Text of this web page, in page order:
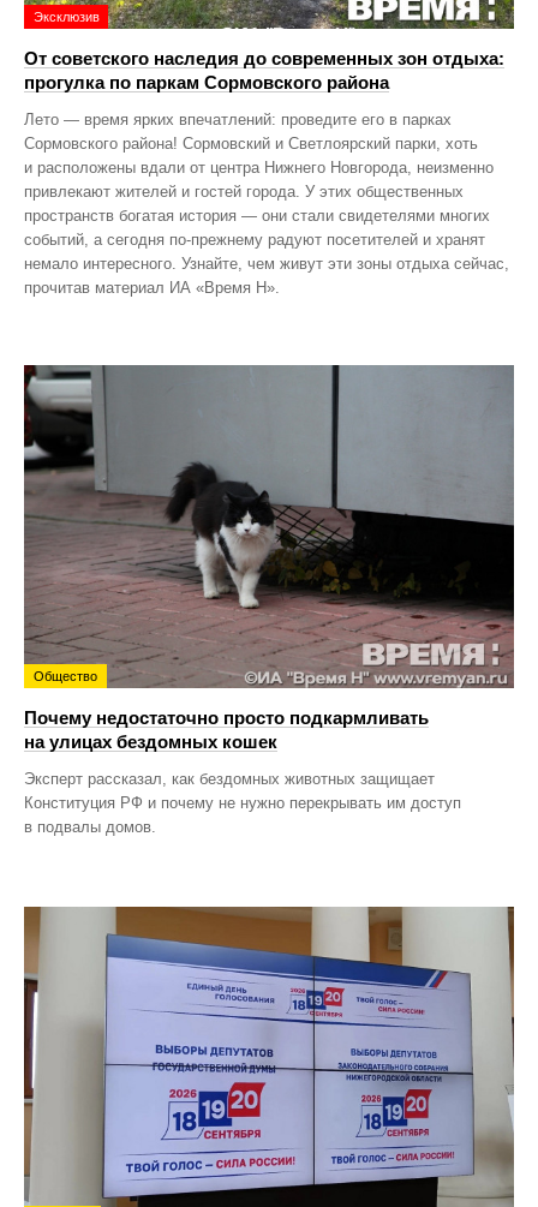
Эксклюзив
От советского наследия до современных зон отдыха:
прогулка по паркам Сормовского района
Лето — время ярких впечатлений: проведите его в парках
Сормовского района! Сормовский и Светлоярский парки, хоть
и расположены вдали от центра Нижнего Новгорода, неизменно
привлекают жителей и гостей города. У этих общественных
пространств богатая история — они стали свидетелями многих
событий, а сегодня по‑прежнему радуют посетителей и хранят
немало интересного. Узнайте, чем живут эти зоны отдыха сейчас,
прочитав материал ИА «Время Н».
Общество
Почему недостаточно просто подкармливать
на улицах бездомных кошек
Эксперт рассказал, как бездомных животных защищает
Конституция РФ и почему не нужно перекрывать им доступ
в подвалы домов.